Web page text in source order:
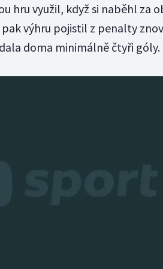
hru využil, když si naběhl za
výhru pojistil z penalty
doma minimálně čtyři góly.